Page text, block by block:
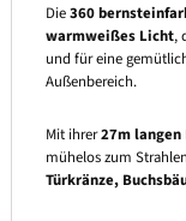
Die360
warmweißes Licht,
und für eine
Außenbereich.
Mit ihrer27m
mühelos zum
Türkränze,